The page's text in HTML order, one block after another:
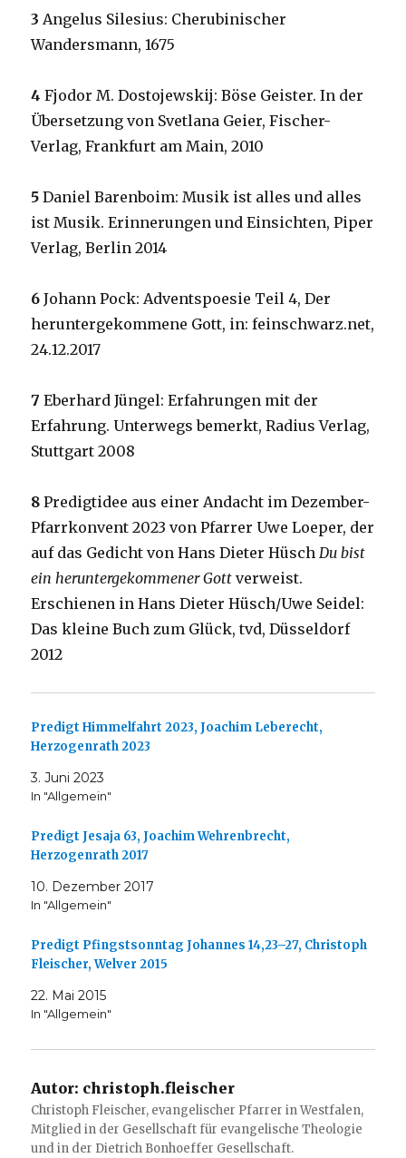
3Angelus Silesius: Cherubinischer
Wandersmann, 1675
4Fjodor M. Dostojewskij: Böse Geister. In der
Übersetzung von Svetlana Geier, Fischer-
Verlag, Frankfurt am Main, 2010
5Daniel Barenboim: Musik ist alles und alles
ist Musik. Erinnerungen und Einsichten, Piper
Verlag, Berlin 2014
6Johann Pock: Adventspoesie Teil 4, Der
heruntergekommene Gott, in: feinschwarz.net,
24.12.2017
7Eberhard Jüngel: Erfahrungen mit der
Erfahrung. Unterwegs bemerkt, Radius Verlag,
Stuttgart 2008
8Predigtidee aus einer Andacht im Dezember-
Pfarrkonvent 2023 von Pfarrer Uwe Loeper, der
auf das Gedicht von Hans Dieter HüschDu bist
ein heruntergekommener Gott verweist.
Erschienen in Hans Dieter Hüsch/Uwe Seidel:
Das kleine Buch zum Glück, tvd, Düsseldorf
2012
Predigt Himmelfahrt 2023, Joachim Leberecht,
Herzogenrath 2023
3. Juni 2023
In "Allgemein"
Predigt Jesaja 63, Joachim Wehrenbrecht,
Herzogenrath 2017
10. Dezember 2017
In "Allgemein"
Predigt Pfingstsonntag Johannes 14,23–27, Christoph
Fleischer, Welver 2015
22. Mai 2015
In "Allgemein"
Autor: christoph.fleischer
Christoph Fleischer, evangelischer Pfarrer in Westfalen,
Mitglied in der Gesellschaft für evangelische Theologie
und in der Dietrich Bonhoeffer Gesellschaft.